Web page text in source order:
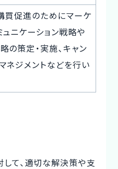
買促進のためにマーケ
ュニケーション戦略や
の策定・実施、キャン
ネジメントなどを行い
て、適切な解決策や支